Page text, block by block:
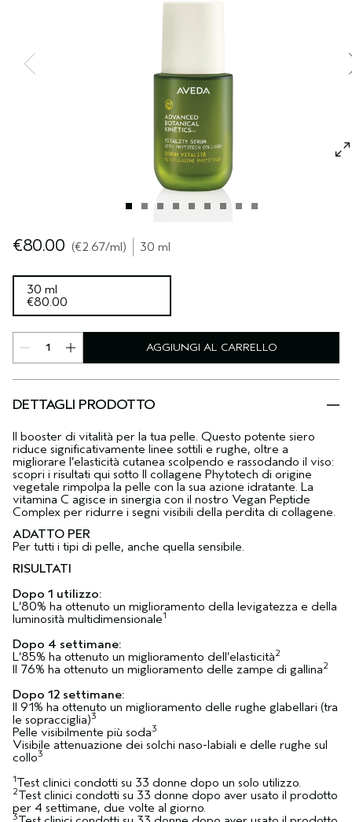
TUTTE LE COLLEZIONI
€80.00 €2.67/ml 30 ml
30 ml
€80.00
AGGIUNGI AL CARRELLO
DETTAGLI PRODOTTO
Il booster di vitalità per la tua pelle. Questo potente siero
riduce significativamente linee sottili e rughe, oltre a
migliorare l’elasticità cutanea scolpendo e rassodando il viso:
scopri i risultati qui sotto Il collagene Phytotech di origine
vegetale rimpolpa la pelle con la sua azione idratante. La
vitamina C agisce in sinergia con il nostro Vegan Peptide
Complex per ridurre i segni visibili della perdita di collagene.
ADATTO PER
Per tutti i tipi di pelle, anche quella sensibile.
RISULTATI
Dopo 1 utilizzo:
L’80% ha ottenuto un miglioramento della levigatezza e della
luminosità multidimensionale1
Dopo 4 settimane:
L’85% ha ottenuto un miglioramento dell’elasticità2
Il 76% ha ottenuto un miglioramento delle zampe di gallina2
Dopo 12 settimane:
Il 91% ha ottenuto un miglioramento delle rughe glabellari (tra
le sopracciglia)3
Pelle visibilmente più soda3
Visibile attenuazione dei solchi naso-labiali e delle rughe sul
collo3
1Test clinici condotti su 33 donne dopo un solo utilizzo.
2Test clinici condotti su 33 donne dopo aver usato il prodotto
per 4 settimane, due volte al giorno.
3